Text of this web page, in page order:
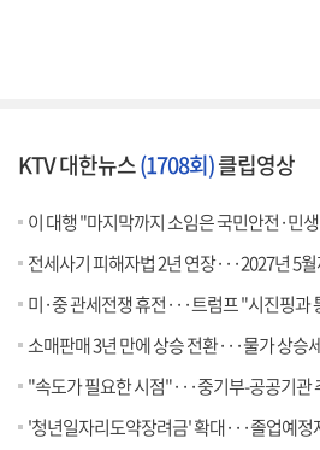
KTV 대한뉴스(1708회)클립영상
이 대행 "마지막까지 소임은 국민안전·민
전세사기 피해자법 2년 연장···2027년 5
미·중 관세전쟁 휴전···트럼프 "시진핑과
소매판매 3년 만에 상승 전환···물가 상승
"속도가 필요한 시점"···중기부-공공기관
'청년일자리도약장려금' 확대···졸업예정